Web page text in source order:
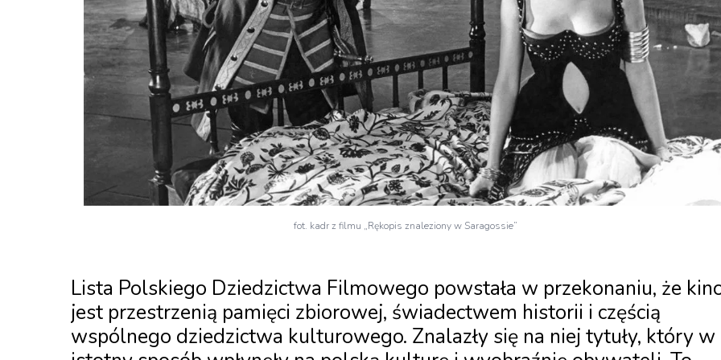
fot. kadr z filmu „Rękopis znaleziony w Saragossie”
Lista Polskiego Dziedzictwa Filmowego powstała w przekonaniu, że
jest przestrzenią pamięci zbiorowej, świadectwem historii i częścią
wspólnego dziedzictwa kulturowego. Znalazły się na niej tytuły, który w